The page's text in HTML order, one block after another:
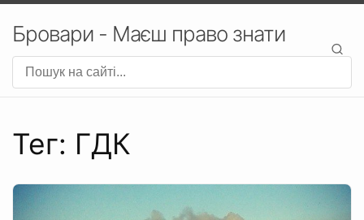
Бровари - Маєш право знати
Тег: ГДК